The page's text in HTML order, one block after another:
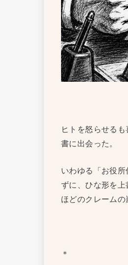
ヒトを怒らせる
書に出会った。
いわゆる「お役
ずに、ひな形を
ほどのクレームの
＊